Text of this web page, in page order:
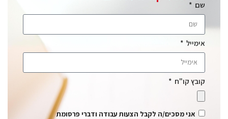
שם
אימייל
קובץ קו"ח
אני מסכים/ה לקבל הצעות עבודה ודברי פרסומת